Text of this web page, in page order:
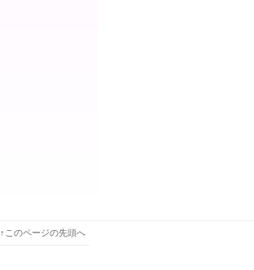
↑このページの先頭へ